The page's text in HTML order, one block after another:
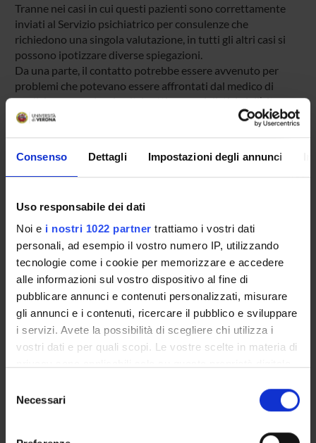
Consenso Dettagli Impostazioni degli annunci
Uso responsabile dei dati
Noi e i nostri 1022 partner trattiamo i vostri dati
personali, ad esempio il vostro numero IP, utilizzando
tecnologie come i cookie per memorizzare e accedere
alle informazioni sul vostro dispositivo al fine di
pubblicare annunci e contenuti personalizzati, misurare
gli annunci e i contenuti, ricercare il pubblico e sviluppare
i servizi. Avete la possibilità di scegliere chi utilizza i
vostri dati e per quali scopi. Le vostre scelte in materia di
modificare o revocare il proprio consenso in qualsiasi
momento dalla Dichiarazione sui cookie o facendo clic
delNecessari
Tranne nei casi in cui questi pazienti sono correttamente
inviati al Servizio psichiatrico per consulenze che
richiedono una singola valutazione, in tutti gli altri casi si
possono ipotizzare diverse spiegazioni.
Da una parte, il contatto potrebbe essere avvenuto per
problemi che potevano essere affrontati dal medico di
medicina generale o in altri setting specialistici, dall’altra,
potrebbe trattarsi di pazienti che, dopo quel contatto, si
sono rivolti ad altre strutture sanitarie ed invece avrebbero
un trattamento per un periodo di tempo adeguato.
SPONSORS:
Assessorato Sanita' Regione Veneto
Funds:assigned and managed by the department
PROJECT PARTICIPANTS
Francesco Amaddeo
Chiara Bonetto